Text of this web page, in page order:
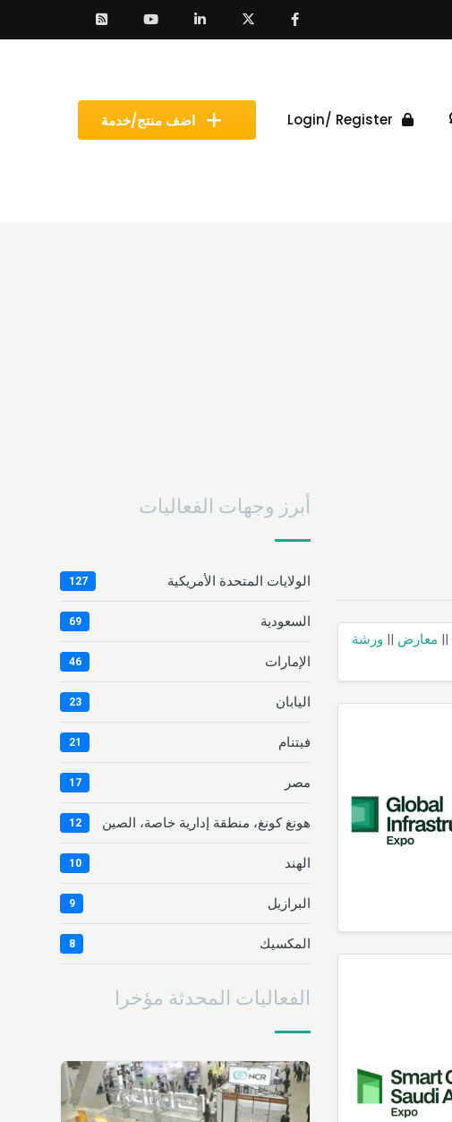
اضف منتج/خدمة Login/ Register
|| معارض || ورشة
أبرز وجهات الفعاليات
الولايات المتحدة الأمريكية 127
السعودية 69
الإمارات 46
اليابان 23
فيتنام 21
مصر 17
هونغ كونغ، منطقة إدارية خاصة، الصين 12
الهند 10
البرازيل 9
المكسيك 8
الفعاليات المحدثة مؤخرا